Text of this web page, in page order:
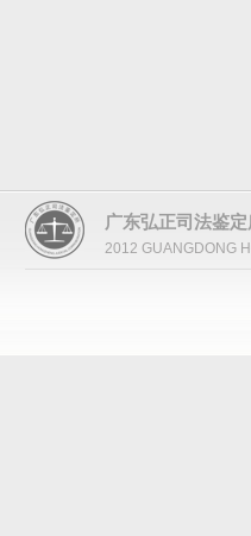
广东弘正司法鉴定
2012 GUANGDONG